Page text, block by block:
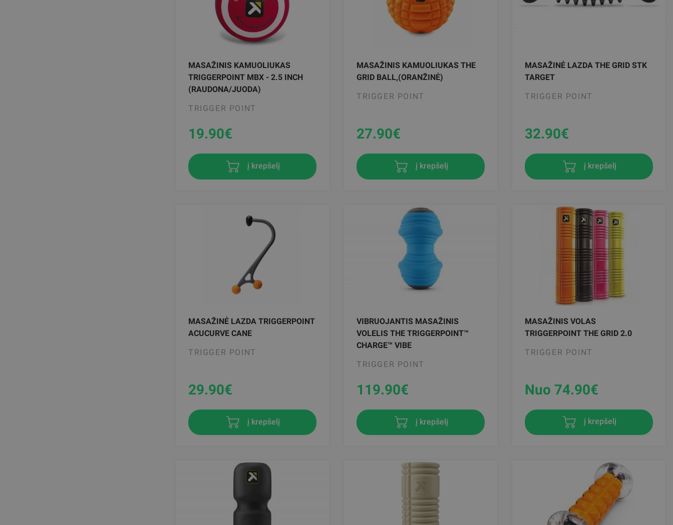
MASAŽINIS KAMUOLIUKAS
TRIGGERPOINT MBX - 2.5 INCH
(RAUDONA/JUODA)
TRIGGER POINT
19.90€
į krepšelį
MASAŽINIS KAMUOLIUKAS THE
GRID BALL,(ORANŽINĖ)
TRIGGER POINT
27.90€
į krepšelį
MASAŽINĖ LAZDA THE GRID STK
TARGET
TRIGGER POINT
32.90€
į krepšelį
MASAŽINĖ LAZDA TRIGGERPOINT
ACUCURVE CANE
TRIGGER POINT
29.90€
į krepšelį
VIBRUOJANTIS MASAŽINIS
VOLELIS THE TRIGGERPOINT™
CHARGE™ VIBE
TRIGGER POINT
119.90€
į krepšelį
MASAŽINIS VOLAS
TRIGGERPOINT THE GRID 2.0
TRIGGER POINT
Nuo 74.90€
į krepšelį